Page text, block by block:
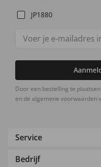
JP1880
Door een bestelling te
en de algemene voorwaarden
Service
Bedrijf